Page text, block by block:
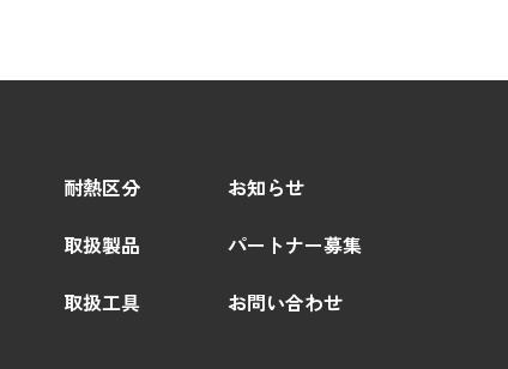
耐熱区分
取扱製品
取扱工具
お知らせ
パートナー募集
お問い合わせ